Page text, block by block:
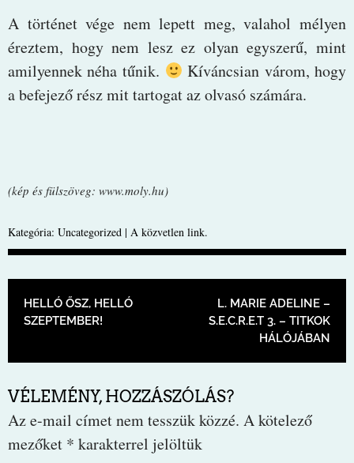
A történet vége nem lepett meg, valahol mélyen
éreztem, hogy nem lesz ez olyan egyszerű, mint
amilyennek néha tűnik.
Kíváncsian várom, hogy
a befejező rész mit tartogat az olvasó számára.
(kép és fülszöveg: www.moly.hu)
Kategória: Uncategorized | A közvetlen link.
BEJEGYZÉS NAVIGÁCIÓ
HELLÓ ŐSZ, HELLÓ
SZEPTEMBER!
L. MARIE ADELINE –
S.E.C.R.E.T 3. – TITKOK
HÁLÓJÁBAN
VÉLEMÉNY, HOZZÁSZÓLÁS?
Az e-mail címet nem tesszük közzé. A kötelező
mezőket * karakterrel jelöltük